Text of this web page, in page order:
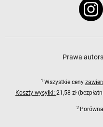
Prawa
1 Wszystkie ceny
Koszty wysyłki: 21,58 zł
2